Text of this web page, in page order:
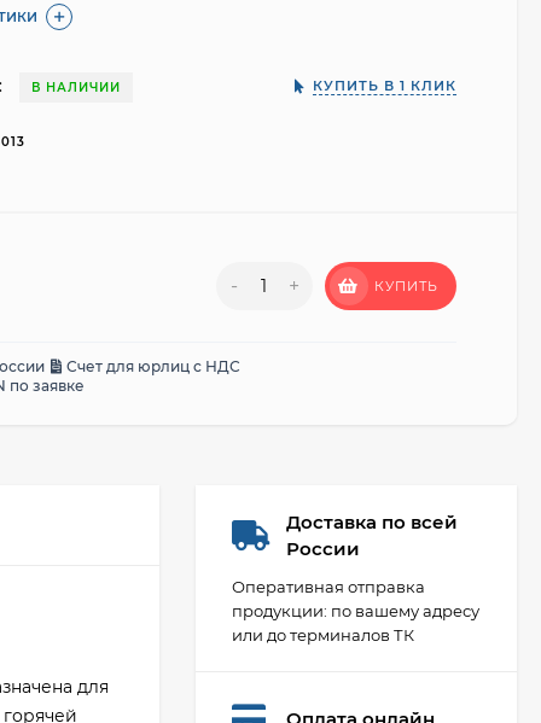
В НАЛИЧИИ КУПИТЬ В 1 КЛИК
- + КУПИТЬ
Счет для юрлиц с НДС
по заявке
для
Доставка по всей
России
Оперативная отправка
продукции: по вашему адресу
или до терминалов ТК
Оплата онлайн